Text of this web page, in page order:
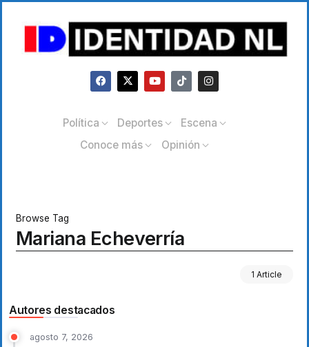
Política Deportes
Escena
Conoce más
Opinión
Browse Tag
Mariana Echeverría
1 Article
Autores destacados
agosto 7, 2026